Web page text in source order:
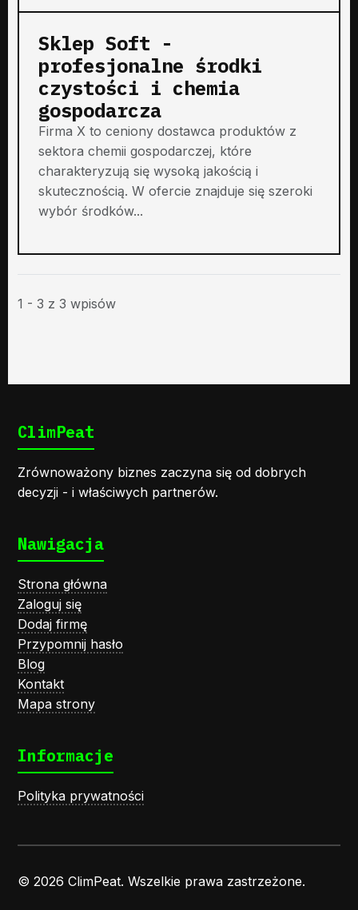
Sklep Soft -
profesjonalne środki
czystości i chemia
gospodarcza
Firma X to ceniony dostawca produktów z
sektora chemii gospodarczej, które
charakteryzują się wysoką jakością i
skutecznością. W ofercie znajduje się szeroki
wybór środków...
1 - 3 z 3 wpisów
ClimPeat
Zrównoważony biznes zaczyna się od dobrych
decyzji - i właściwych partnerów.
Nawigacja
Strona główna
Zaloguj się
Dodaj firmę
Przypomnij hasło
Blog
Kontakt
Mapa strony
Informacje
Polityka prywatności
© 2026 ClimPeat. Wszelkie prawa zastrzeżone.